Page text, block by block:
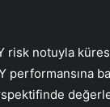
risk notuyla
performansına